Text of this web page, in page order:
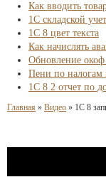
Как вводить
1С складской
1С 8 цвет текста
Как начислять
Обновление
Пени по налогам
1С 8 2 отчет по
Главная » Видео » 1С 8